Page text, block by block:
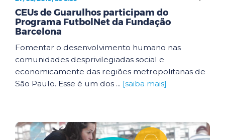
CEUs de Guarulhos participam do
Programa FutbolNet da Fundação
Barcelona
Fomentar o desenvolvimento humano nas
comunidades desprivilegiadas social e
economicamente das regiões metropolitanas de
São Paulo. Esse é um dos ... [saiba mais]